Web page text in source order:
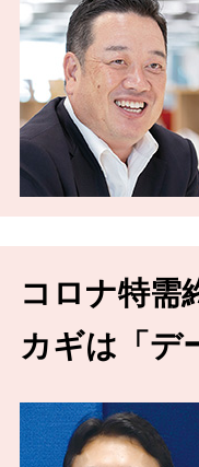
コロナ特需
カギは「デ